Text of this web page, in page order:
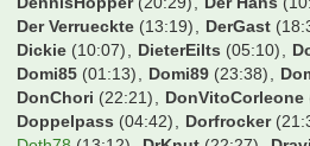
DennisHopper (20:29) Der Hans
Der Verrueckte (13:19) DerGast
Dickie (10:07) DieterEilts (05:10)
Domi85 (01:13) Domi89 (23:38)
DonChori (22:21) DonVitoCorleone
Doppelpass (04:42) Dorfrocker